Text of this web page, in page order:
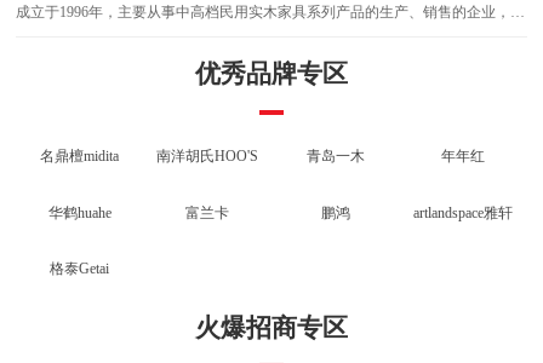
成立于1996年，主要从事中高档民用实木家具系列产品的生产、销售的企业，在
品，分别是实木家具的“金榆盛典系列”、现代实木家具的“爱福系列”、现代北欧
优秀品牌专区
名鼎檀midita 南洋胡氏HOO'S 青岛一木 年年红
华鹤huahe 富兰卡 鹏鸿 artlandspace雅轩
格泰Getai
火爆招商专区